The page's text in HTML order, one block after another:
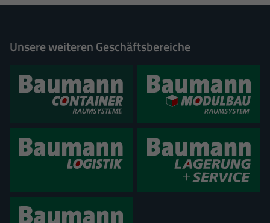
Unsere weiteren Geschäftsbereiche